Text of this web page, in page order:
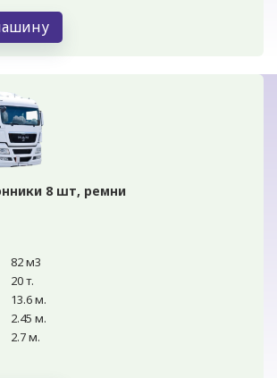
8 шт, ремни
82 м3
20 т.
13.6 м.
2.45 м.
2.7 м.